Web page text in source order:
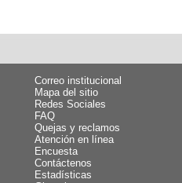
Correo institucional
Mapa del sitio
Redes Sociales
FAQ
Quejas y reclamos
Atención en línea
Encuesta
Contáctenos
Estadísticas